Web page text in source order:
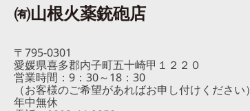
㈲山根火薬銃砲店
〒795-0301
愛媛県喜多郡内子町五十崎甲１２２０
営業時間：9：30～18：30
（お客様のご希望があればお申し付けください）
年中無休